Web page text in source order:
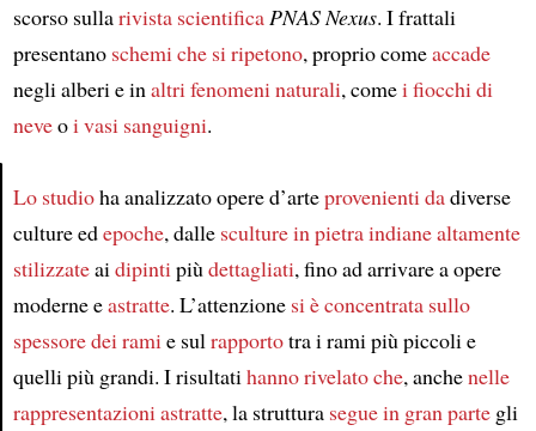
Article
scorso sullarivista scientifica PNAS Nexus. I frattali
presentano schemi che si ripetono, proprio comeaccade
negli alberi e in altri fenomeni naturali, comei fiocchi di
neveoi vasi sanguigni.
Lo studioha analizzato opere d’arteprovenienti dadiverse
culture edepoche, dalle sculture in pietra indianealtamente
stilizzateai dipinti più dettagliati, fino ad arrivare a opere
moderne eastratte. L’attenzione si è concentrata sullo
spessore dei rami e sul rapportotra i rami più piccoli e
quelli più grandi. I risultati hanno rivelato che, anchenelle
rappresentazioni astratte, la struttura seguein gran partegli